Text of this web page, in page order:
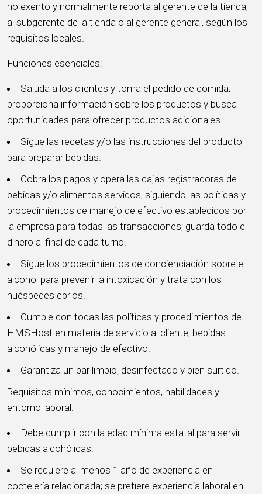
no exento y normalmente reporta al gerente de la tienda,
al subgerente de la tienda o al gerente general, según los
requisitos locales.
Funciones esenciales:
Saluda a los clientes y toma el pedido de comida;
proporciona información sobre los productos y busca
oportunidades para ofrecer productos adicionales.
Sigue las recetas y/o las instrucciones del producto
para preparar bebidas.
Cobra los pagos y opera las cajas registradoras de
bebidas y/o alimentos servidos, siguiendo las políticas y
procedimientos de manejo de efectivo establecidos por
la empresa para todas las transacciones; guarda todo el
dinero al final de cada turno.
Sigue los procedimientos de concienciación sobre el
alcohol para prevenir la intoxicación y trata con los
huéspedes ebrios.
Cumple con todas las políticas y procedimientos de
HMSHost en materia de servicio al cliente, bebidas
alcohólicas y manejo de efectivo.
Garantiza un bar limpio, desinfectado y bien surtido.
Requisitos mínimos, conocimientos, habilidades y
entorno laboral:
Debe cumplir con la edad mínima estatal para servir
bebidas alcohólicas.
Se requiere al menos 1 año de experiencia en
coctelería relacionada; se prefiere experiencia laboral en